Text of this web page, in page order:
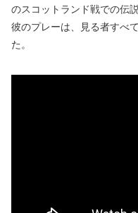
のスコットランド戦での伝
彼のプレーは、見る者すべ
た。